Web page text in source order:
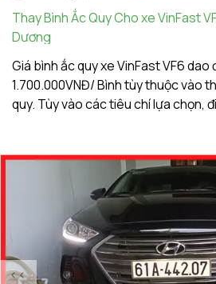
Thay Bình Ắc Quy Cho xe VinFast
Dương
Giá bình ắc quy xe VinFast VF6 dao
1.700.000VNĐ/ Bình tùy thuộc vào
quy. Tùy vào các tiêu chí lựa chọn,
<<